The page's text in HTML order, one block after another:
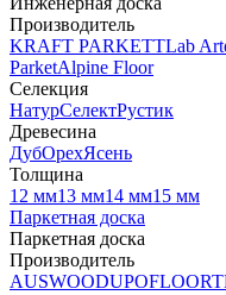
Производитель
KRAFT PARKETTLab
ParketAlpine Floor
Селекция
НатурСелектРустик
Древесина
ДубОрехЯсень
Толщина
12 мм13 мм14 мм15 мм
Паркетная доска
Паркетная доска
Производитель
AUSWOODUPOFLOOR